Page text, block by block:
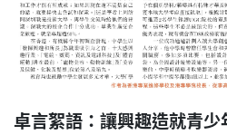
卓言絮語：讓興趣造就青少